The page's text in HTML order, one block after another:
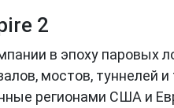
2
в эпоху паровых
мостов, туннелей
регионами США и